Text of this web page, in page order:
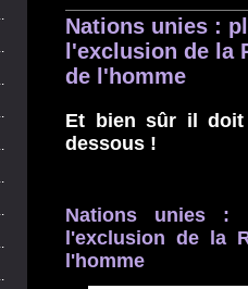
Nations unies :
l'exclusion de la
de l'homme
Et bien sûr il doit
dessous !
Nations unies :
l'exclusion de la
l'homme